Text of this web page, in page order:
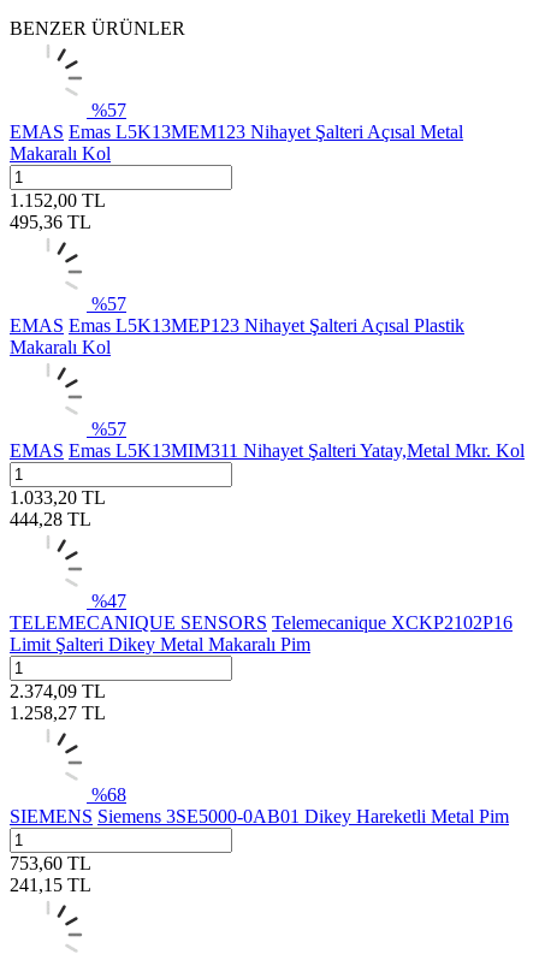
BENZER ÜRÜNLER
%57
EMAS Emas L5K13MEM123 Nihayet Şalteri Açısal Metal
Makaralı Kol
1.152,00 TL
495,36 TL
%57
EMAS Emas L5K13MEP123 Nihayet Şalteri Açısal Plastik
Makaralı Kol
%57
EMAS Emas L5K13MIM311 Nihayet Şalteri Yatay,Metal Mkr. Kol
1.033,20 TL
444,28 TL
%47
TELEMECANIQUE SENSORS Telemecanique XCKP2102P16
Limit Şalteri Dikey Metal Makaralı Pim
2.374,09 TL
1.258,27 TL
%68
SIEMENS Siemens 3SE5000-0AB01 Dikey Hareketli Metal Pim
753,60 TL
241,15 TL